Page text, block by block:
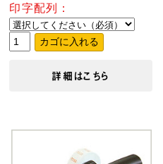
印字配列：
詳細はこちら